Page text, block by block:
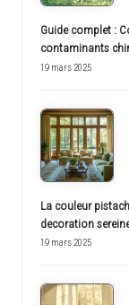
Guide complet :
contaminants
19 mars 2025
La couleur
decoration
19 mars 2025